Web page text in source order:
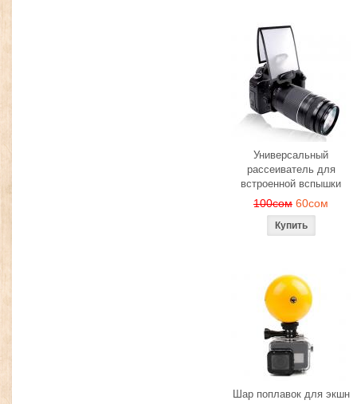
Универсальный
рассеиватель для
встроенной вспышки
100сом 60сом
Шар поплавок для экшн